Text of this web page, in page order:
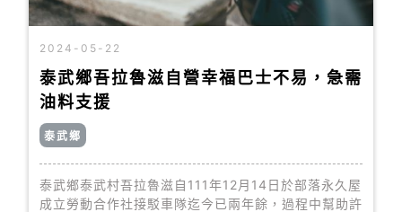
2024-05-22
泰武鄉吾拉魯滋自營幸福巴士不易，急需
油料支援
泰武鄉
泰武鄉泰武村吾拉魯滋自111年12月14日於部落永久屋
成立勞動合作社接駁車隊迄今已兩年餘，過程中幫助許